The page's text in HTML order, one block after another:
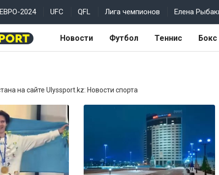
ЕВРО-2024 UFC QFL Лига чемпионов Елена
Новости Футбол Теннис Бокс
на сайте Ulyssport.kz: Новости спорта